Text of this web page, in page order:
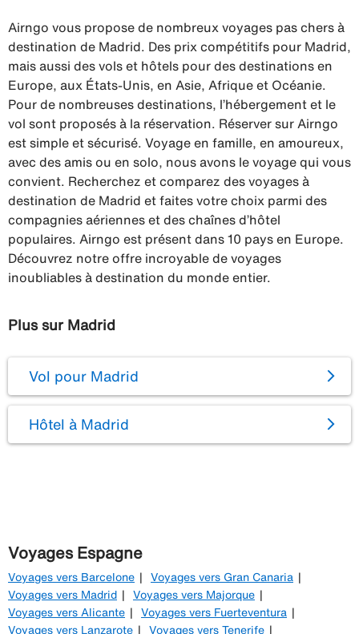
Airngo vous propose de nombreux voyages pas chers à
destination de Madrid. Des prix compétitifs pour Madrid,
mais aussi des vols et hôtels pour des destinations en
Europe, aux États-Unis, en Asie, Afrique et Océanie.
Pour de nombreuses destinations, l’hébergement et le
vol sont proposés à la réservation. Réserver sur Airngo
est simple et sécurisé. Voyage en famille, en amoureux,
avec des amis ou en solo, nous avons le voyage qui vous
convient. Recherchez et comparez des voyages à
destination de Madrid et faites votre choix parmi des
compagnies aériennes et des chaînes d’hôtel
populaires. Airngo est présent dans 10 pays en Europe.
Découvrez notre offre incroyable de voyages
inoubliables à destination du monde entier.
Plus sur Madrid
Vol pour Madrid
Hôtel à Madrid
Voyages Espagne
Voyages vers Barcelone
Voyages vers Gran Canaria
Voyages vers Madrid
Voyages vers Majorque
Voyages vers Alicante
Voyages vers Fuerteventura
Voyages vers Lanzarote
Voyages vers Tenerife